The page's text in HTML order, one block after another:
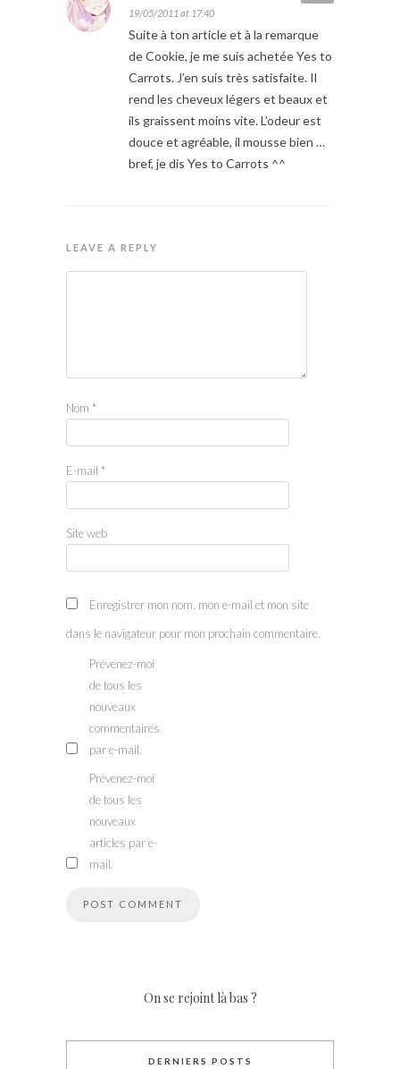
19/05/2011 at 17:40
Suite à ton article et à la remarque
de Cookie, je me suis achetée Yes to
Carrots. J’en suis très satisfaite. Il
rend les cheveux légers et beaux et
ils graissent moins vite. L’odeur est
douce et agréable, il mousse bien …
bref, je dis Yes to Carrots ^^
LEAVE A REPLY
Nom *
E-mail *
Site web
Enregistrer mon nom, mon e-mail et mon site
dans le navigateur pour mon prochain commentaire.
Prévenez-moi
de tous les
nouveaux
commentaires
par e-mail.
Prévenez-moi
de tous les
nouveaux
articles par e-
mail.
On se rejoint là bas ?
DERNIERS POSTS